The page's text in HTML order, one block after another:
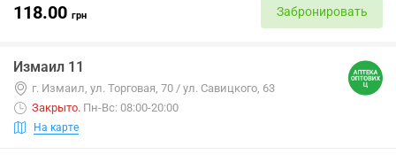
118.00 грн Забронировать
Измаил 11
г. Измаил, ул. Торговая, 70 / ул. Савицкого, 63
Закрыто. Пн-Вс: 08:00-20:00
На карте